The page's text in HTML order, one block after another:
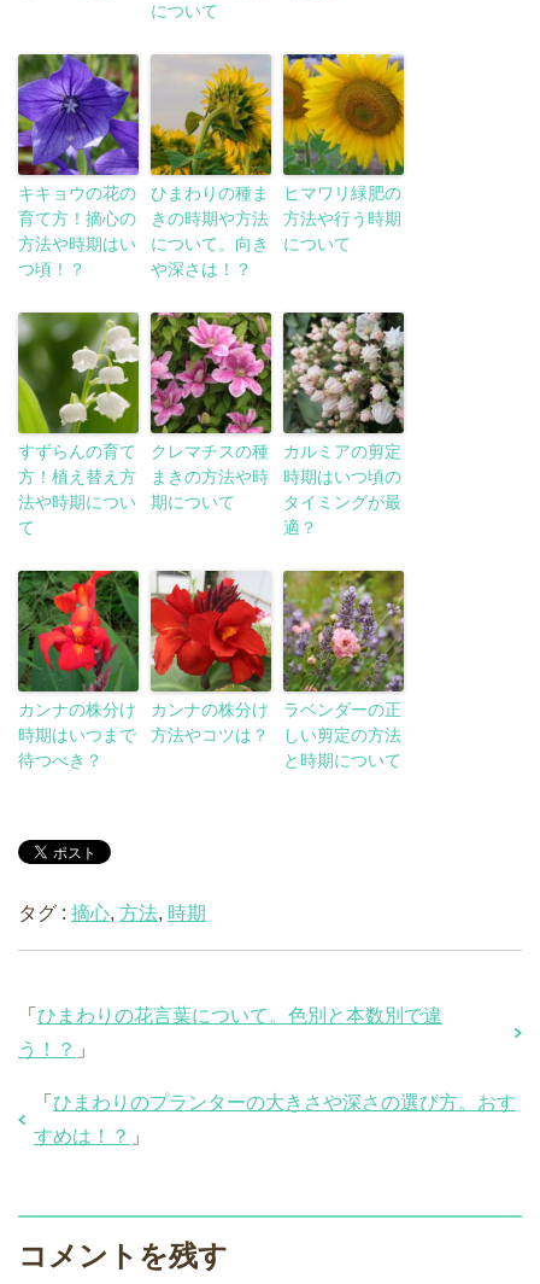
について
キキョウの花の
育て方！摘心の
方法や時期はい
つ頃！？
ひまわりの種ま
きの時期や方法
について。向き
や深さは！？
ヒマワリ緑肥の
方法や行う時期
について
すずらんの育て
方！植え替え方
法や時期につい
て
クレマチスの種
まきの方法や時
期について
カルミアの剪定
時期はいつ頃の
タイミングが最
適？
カンナの株分け
時期はいつまで
待つべき？
カンナの株分け
方法やコツは？
ラベンダーの正
しい剪定の方法
と時期について
タグ : 摘心, 方法, 時期
「 ひまわりの花言葉について。色別と本数別で違
う！？ 」
「 ひまわりのプランターの大きさや深さの選び方。おす
すめは！？ 」
コメントを残す